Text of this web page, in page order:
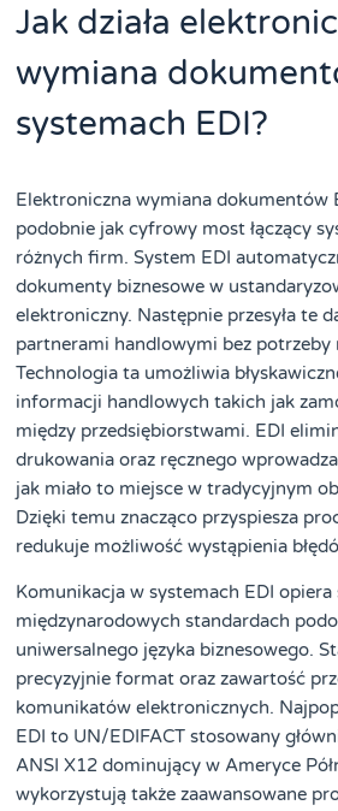
Jak działa
wymiana
systemach EDI?
Elektroniczna wymiana dokumentów
podobnie jak cyfrowy most łączący
różnych firm. System EDI
dokumenty biznesowe w
elektroniczny. Następnie przesyła te
partnerami handlowymi bez potrzeby
Technologia ta umożliwia
informacji handlowych takich jak
między przedsiębiorstwami. EDI
drukowania oraz ręcznego
jak miało to miejsce w tradycyjnym
Dzięki temu znacząco przyspiesza
redukuje możliwość wystąpienia
Komunikacja w systemach EDI opiera
międzynarodowych standardach
uniwersalnego języka biznesowego.
precyzyjnie format oraz zawartość
komunikatów elektronicznych.
EDI to UN/EDIFACT stosowany
ANSI X12 dominujący w Ameryce
wykorzystują także zaawansowane